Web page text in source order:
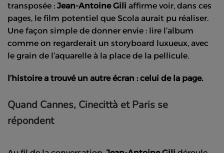
transposée : Jean-Antoine Gili affirme voir, dans ces
pages, le film potentiel que Scola aurait pu réaliser.
Une façon simple de donner envie : lire l’album
comme on regarderait un storyboard luxueux, avec
le grain de l’aquarelle à la place de la pellicule.
l’histoire a trouvé un autre écran : celui de la page.
Quand Cannes, Cinecittà et Paris se
répondent